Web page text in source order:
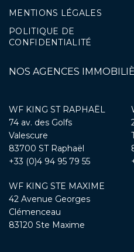
MENTIONS LÉGALES
POLITIQUE DE
CONFIDENTIALITÉ
NOS AGENCES
WF KING ST RAPHAËL
74 av. des Golfs
Valescure
83700 ST Raphaël
+33 (0)4 94 95 79 55
WF KING STE MAXIME
42 Avenue Georges
Clémenceau
83120 Ste Maxime